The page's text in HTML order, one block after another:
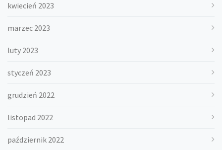
kwiecień 2023
marzec 2023
luty 2023
styczeń 2023
grudzień 2022
listopad 2022
październik 2022